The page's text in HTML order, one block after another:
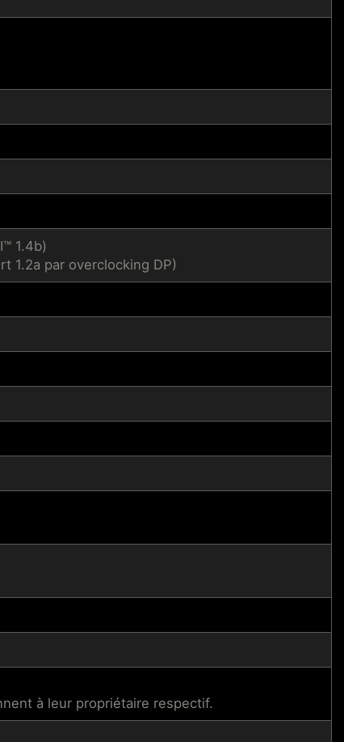
1.4b)
1.2a par overclocking DP)
à leur propriétaire respectif.